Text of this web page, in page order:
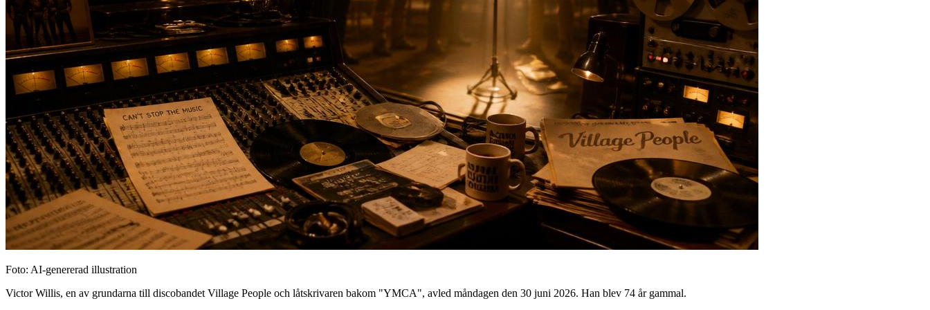
Foto: AI-genererad illustration
Victor Willis, en av grundarna till discobandet Village People och låtskrivaren bakom "YMCA", avled måndagen den 30 juni 2026. Han blev 74 år gammal.